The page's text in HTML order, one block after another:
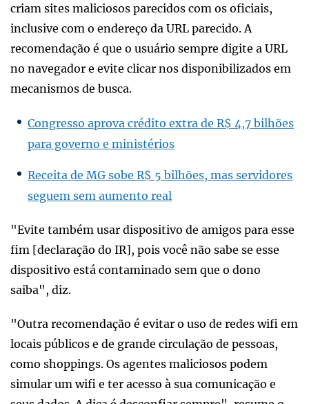
criam sites maliciosos parecidos com os oficiais,
inclusive com o endereço da URL parecido. A
recomendação é que o usuário sempre digite a URL
no navegador e evite clicar nos disponibilizados em
mecanismos de busca.
Congresso aprova crédito extra de R$ 4,7 bilhões
para governo e ministérios
Receita de MG sobe R$ 5 bilhões, mas servidores
seguem sem aumento real
"Evite também usar dispositivo de amigos para esse
fim [declaração do IR], pois você não sabe se esse
dispositivo está contaminado sem que o dono
saiba", diz.
"Outra recomendação é evitar o uso de redes wifi em
locais públicos e de grande circulação de pessoas,
como shoppings. Os agentes maliciosos podem
simular um wifi e ter acesso à sua comunicação e